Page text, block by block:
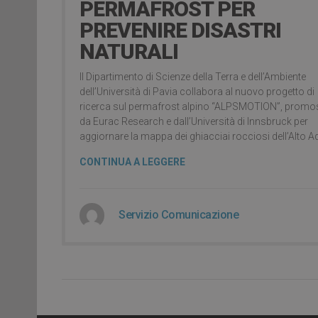
PERMAFROST PER
PREVENIRE DISASTRI
NATURALI
Il Dipartimento di Scienze della Terra e dell’Ambiente
dell’Università di Pavia collabora al nuovo progetto di
ricerca sul permafrost alpino “ALPSMOTION”,
da Eurac Research e dall’Università di Innsbruck per
aggiornare la mappa dei ghiacciai rocciosi dell’Alto
CONTINUA A LEGGERE
Servizio Comunicazione